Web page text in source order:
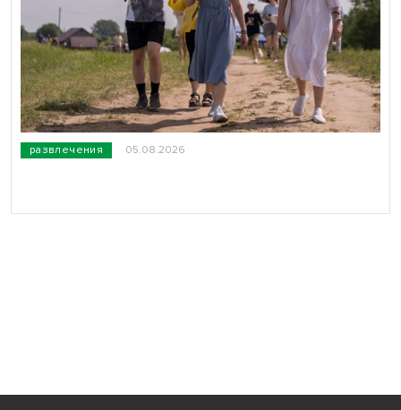
развлечения 05.08.2026